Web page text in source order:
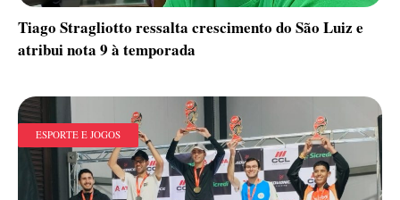
Tiago Stragliotto ressalta crescimento do São Luiz e
atribui nota 9 à temporada
ESPORTE E JOGOS